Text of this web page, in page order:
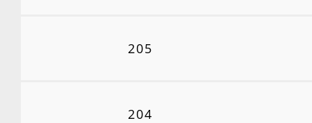
205
204